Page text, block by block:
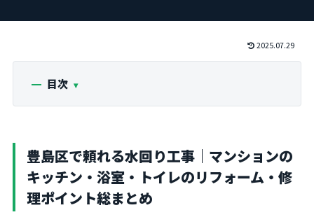
2025.07.29
目次
豊島区で頼れる水回り工事｜マンションの
キッチン・浴室・トイレのリフォーム・修
理ポイント総まとめ